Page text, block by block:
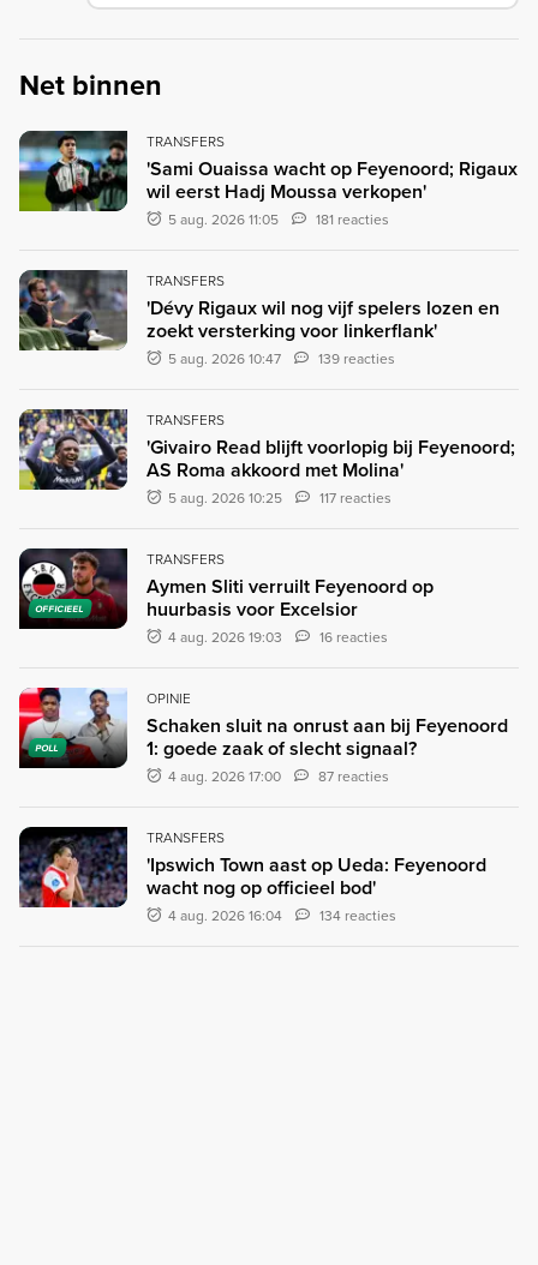
Net binnen
TRANSFERS
'Sami Ouaissa wacht op Feyenoord; Rigaux
wil eerst Hadj Moussa verkopen'
5 aug. 2026 11:05 181 reacties
TRANSFERS
'Dévy Rigaux wil nog vijf spelers lozen en
zoekt versterking voor linkerflank'
5 aug. 2026 10:47 139 reacties
TRANSFERS
'Givairo Read blijft voorlopig bij Feyenoord;
AS Roma akkoord met Molina'
5 aug. 2026 10:25 117 reacties
OFFICIEEL
TRANSFERS
Aymen Sliti verruilt Feyenoord op
huurbasis voor Excelsior
4 aug. 2026 19:03 16 reacties
POLL
OPINIE
Schaken sluit na onrust aan bij Feyenoord
1: goede zaak of slecht signaal?
4 aug. 2026 17:00 87 reacties
TRANSFERS
'Ipswich Town aast op Ueda: Feyenoord
wacht nog op officieel bod'
4 aug. 2026 16:04 134 reacties